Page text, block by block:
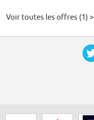
Voir toutes les offres (1) >